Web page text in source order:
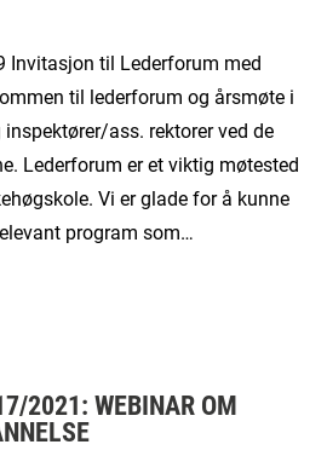
Invitasjon til Lederforum med
til lederforum og årsmøte i
ass. rektorer ved de
Lederforum er et viktig møtested
Vi er glade for å kunne
program som…
2021: WEBINAR OM